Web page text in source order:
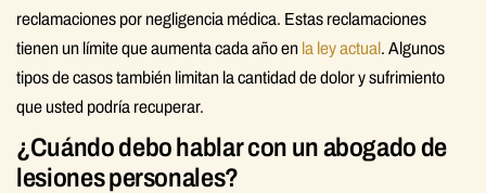
reclamaciones por negligencia médica. Estas reclamaciones
tienen un límite que aumenta cada año en la ley actual. Algunos
tipos de casos también limitan la cantidad de dolor y sufrimiento
que usted podría recuperar.
¿Cuándo debo hablar con un abogado de
lesiones personales?